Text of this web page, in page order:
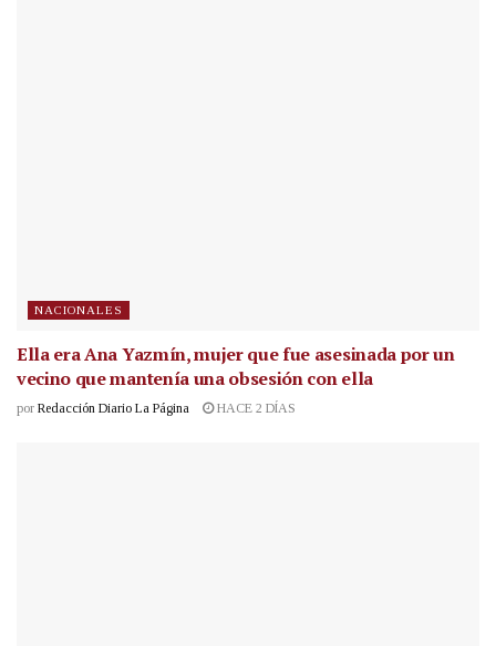
NACIONALES
Ella era Ana Yazmín, mujer que fue asesinada por un
vecino que mantenía una obsesión con ella
por Redacción Diario La Página HACE 2 DÍAS